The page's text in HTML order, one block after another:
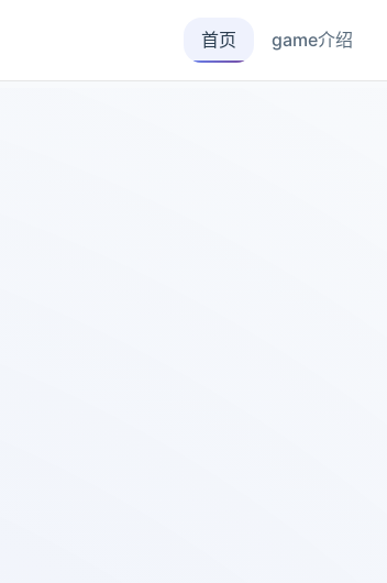
首页 game介绍